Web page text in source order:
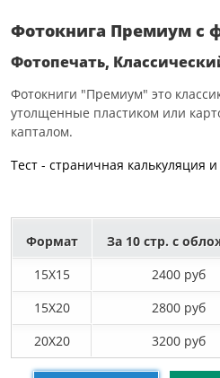
Фотокнига Премиум с
Фотопечать,
Фотокниги "Премиум" это
утолщенные пластиком или
капталом.
Тест - страничная калькуляция
Формат За 10 стр. с
15X15
2400 руб
15X20
2800 руб
20X20
3200 руб